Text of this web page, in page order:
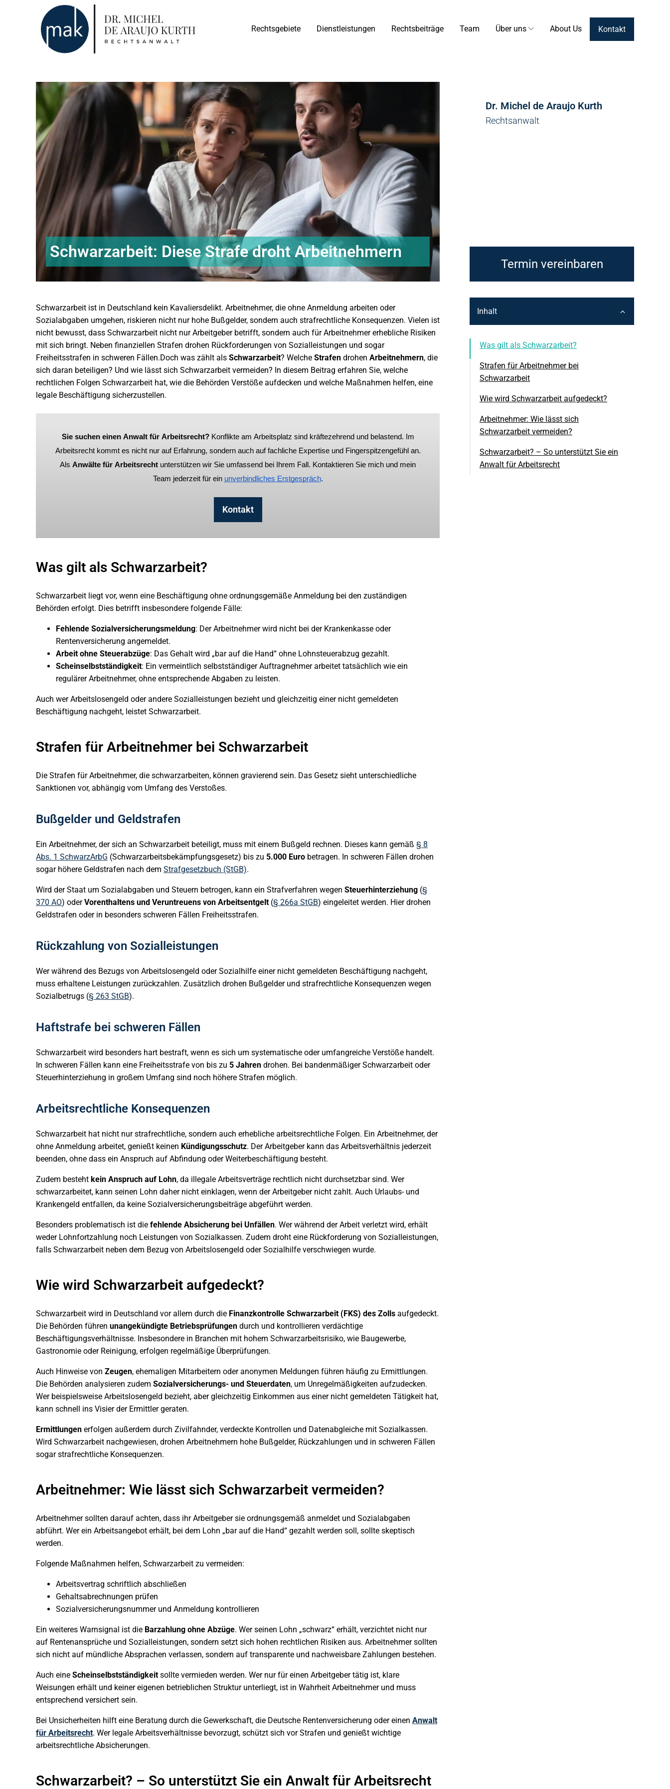
Rechtsgebiete Dienstleistungen Rechtsbeiträge Team Über uns About Us Kontakt
Schwarzarbeit: Diese Strafe droht Arbeitnehmern
Schwarzarbeit ist in Deutschland kein Kavaliersdelikt. Arbeitnehmer, die ohne Anmeldung arbeiten oder
Sozialabgaben umgehen, riskieren nicht nur hohe Bußgelder, sondern auch strafrechtliche Konsequenzen. Vielen ist
nicht bewusst, dass Schwarzarbeit nicht nur Arbeitgeber betrifft, sondern auch für Arbeitnehmer erhebliche Risiken
mit sich bringt. Neben finanziellen Strafen drohen Rückforderungen von Sozialleistungen und sogar
Freiheitsstrafen in schweren Fällen.Doch was zählt als Schwarzarbeit? Welche Strafen drohen Arbeitnehmern, die
sich daran beteiligen? Und wie lässt sich Schwarzarbeit vermeiden? In diesem Beitrag erfahren Sie, welche
rechtlichen Folgen Schwarzarbeit hat, wie die Behörden Verstöße aufdecken und welche Maßnahmen helfen, eine
legale Beschäftigung sicherzustellen.
Sie suchen einen Anwalt für Arbeitsrecht?Konflikte am Arbeitsplatz sind kräftezehrend und belastend. Im
Arbeitsrecht kommt es nicht nur auf Erfahrung, sondern auch auf fachliche Expertise und Fingerspitzengefühl an.
Als Anwälte für Arbeitsrecht unterstützen wir Sie umfassend bei Ihrem Fall. Kontaktieren Sie mich und mein
Team jederzeit für ein unverbindliches Erstgespräch.
Kontakt
Was gilt als Schwarzarbeit?
Schwarzarbeit liegt vor, wenn eine Beschäftigung ohne ordnungsgemäße Anmeldung bei den zuständigen
Behörden erfolgt. Dies betrifft insbesondere folgende Fälle:
Fehlende Sozialversicherungsmeldung: Der Arbeitnehmer wird nicht bei der Krankenkasse oder
Rentenversicherung angemeldet.
Arbeit ohne Steuerabzüge: Das Gehalt wird „bar auf die Hand“ ohne Lohnsteuerabzug gezahlt.
Scheinselbstständigkeit: Ein vermeintlich selbstständiger Auftragnehmer arbeitet tatsächlich wie ein
regulärer Arbeitnehmer, ohne entsprechende Abgaben zu leisten.
Auch wer Arbeitslosengeld oder andere Sozialleistungen bezieht und gleichzeitig einer nicht gemeldeten
Beschäftigung nachgeht, leistet Schwarzarbeit.
Strafen für Arbeitnehmer bei Schwarzarbeit
Die Strafen für Arbeitnehmer, die schwarzarbeiten, können gravierend sein. Das Gesetz sieht unterschiedliche
Sanktionen vor, abhängig vom Umfang des Verstoßes.
Bußgelder und Geldstrafen
Ein Arbeitnehmer, der sich an Schwarzarbeit beteiligt, muss mit einem Bußgeld rechnen. Dieses kann gemäß § 8
Abs. 1 SchwarzArbG (Schwarzarbeitsbekämpfungsgesetz) bis zu 5.000 Euro betragen. In schweren Fällen drohen
sogar höhere Geldstrafen nach dem Strafgesetzbuch (StGB).
Wird der Staat um Sozialabgaben und Steuern betrogen, kann ein Strafverfahren wegen Steuerhinterziehung (§
370 AO) oderVorenthaltens und Veruntreuens von Arbeitsentgelt (§ 266a StGB) eingeleitet werden. Hier drohen
Geldstrafen oder in besonders schweren Fällen Freiheitsstrafen.
Rückzahlung von Sozialleistungen
Wer während des Bezugs von Arbeitslosengeld oder Sozialhilfe einer nicht gemeldeten Beschäftigung nachgeht,
muss erhaltene Leistungen zurückzahlen. Zusätzlich drohen Bußgelder und strafrechtliche Konsequenzen wegen
Sozialbetrugs (§ 263 StGB).
Haftstrafe bei schweren Fällen
Schwarzarbeit wird besonders hart bestraft, wenn es sich um systematische oder umfangreiche Verstöße handelt.
In schweren Fällen kann eine Freiheitsstrafe von bis zu 5 Jahren drohen. Bei bandenmäßiger Schwarzarbeit oder
Steuerhinterziehung in großem Umfang sind noch höhere Strafen möglich.
Arbeitsrechtliche Konsequenzen
Schwarzarbeit hat nicht nur strafrechtliche, sondern auch erhebliche arbeitsrechtliche Folgen. Ein Arbeitnehmer, der
ohne Anmeldung arbeitet, genießt keinen Kündigungsschutz. Der Arbeitgeber kann das Arbeitsverhältnis jederzeit
beenden, ohne dass ein Anspruch auf Abfindung oder Weiterbeschäftigung besteht.
Zudem besteht kein Anspruch auf Lohn, da illegale Arbeitsverträge rechtlich nicht durchsetzbar sind. Wer
schwarzarbeitet, kann seinen Lohn daher nicht einklagen, wenn der Arbeitgeber nicht zahlt. Auch Urlaubs- und
Krankengeld entfallen, da keine Sozialversicherungsbeiträge abgeführt werden.
Besonders problematisch ist die fehlende Absicherung bei Unfällen. Wer während der Arbeit verletzt wird, erhält
weder Lohnfortzahlung noch Leistungen von Sozialkassen. Zudem droht eine Rückforderung von Sozialleistungen,
falls Schwarzarbeit neben dem Bezug von Arbeitslosengeld oder Sozialhilfe verschwiegen wurde.
Wie wird Schwarzarbeit aufgedeckt?
Schwarzarbeit wird in Deutschland vor allem durch die Finanzkontrolle Schwarzarbeit (FKS) des Zolls aufgedeckt.
Die Behörden führen unangekündigte Betriebsprüfungen durch und kontrollieren verdächtige
Beschäftigungsverhältnisse. Insbesondere in Branchen mit hohem Schwarzarbeitsrisiko, wie Baugewerbe,
Gastronomie oder Reinigung, erfolgen regelmäßige Überprüfungen.
Auch Hinweise von Zeugen, ehemaligen Mitarbeitern oder anonymen Meldungen führen häufig zu Ermittlungen.
Die Behörden analysieren zudem Sozialversicherungs- und Steuerdaten, um Unregelmäßigkeiten aufzudecken.
Wer beispielsweise Arbeitslosengeld bezieht, aber gleichzeitig Einkommen aus einer nicht gemeldeten Tätigkeit hat,
kann schnell ins Visier der Ermittler geraten.
Ermittlungen erfolgen außerdem durch Zivilfahnder, verdeckte Kontrollen und Datenabgleiche mit Sozialkassen.
Wird Schwarzarbeit nachgewiesen, drohen Arbeitnehmern hohe Bußgelder, Rückzahlungen und in schweren Fällen
sogar strafrechtliche Konsequenzen.
Arbeitnehmer: Wie lässt sich Schwarzarbeit vermeiden?
Arbeitnehmer sollten darauf achten, dass ihr Arbeitgeber sie ordnungsgemäß anmeldet und Sozialabgaben
abführt. Wer ein Arbeitsangebot erhält, bei dem Lohn „bar auf die Hand“ gezahlt werden soll, sollte skeptisch
werden.
Folgende Maßnahmen helfen, Schwarzarbeit zu vermeiden:
Arbeitsvertrag schriftlich abschließen
Gehaltsabrechnungen prüfen
Sozialversicherungsnummer und Anmeldung kontrollieren
Ein weiteres Warnsignal ist die Barzahlung ohne Abzüge. Wer seinen Lohn „schwarz“ erhält, verzichtet nicht nur
auf Rentenansprüche und Sozialleistungen, sondern setzt sich hohen rechtlichen Risiken aus. Arbeitnehmer sollten
sich nicht auf mündliche Absprachen verlassen, sondern auf transparente und nachweisbare Zahlungen bestehen.
Auch eine Scheinselbstständigkeit sollte vermieden werden. Wer nur für einen Arbeitgeber tätig ist, klare
Weisungen erhält und keiner eigenen betrieblichen Struktur unterliegt, ist in Wahrheit Arbeitnehmer und muss
entsprechend versichert sein.
Bei Unsicherheiten hilft eine Beratung durch die Gewerkschaft, die Deutsche Rentenversicherung oder einen Anwalt
für Arbeitsrecht. Wer legale Arbeitsverhältnisse bevorzugt, schützt sich vor Strafen und genießt wichtige
arbeitsrechtliche Absicherungen.
Schwarzarbeit? – So unterstützt Sie ein Anwalt für Arbeitsrecht
Dr. Michel de Araujo Kurth
Rechtsanwalt
Termin vereinbaren
Inhalt
Was gilt als Schwarzarbeit?
Strafen für Arbeitnehmer bei
Schwarzarbeit
Bußgelder und Geldstrafen
Rückzahlung von Sozialleistungen
Arbeitsrechtliche Konsequenzen
Wie wird Schwarzarbeit aufgedeckt?
Arbeitnehmer: Wie lässt sich
Schwarzarbeit vermeiden?
Schwarzarbeit? – So unterstützt Sie ein
Anwalt für Arbeitsrecht